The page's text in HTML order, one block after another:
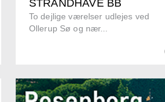
STRANDHAVE BB
To dejlige værelser udlejes ved
Ollerup Sø og nær...